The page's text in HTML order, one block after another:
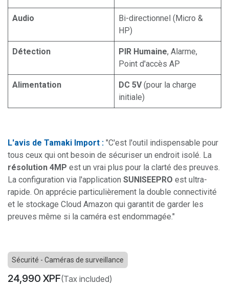
Audio
Bi-directionnel (Micro &
HP)
Détection PIR Humaine, Alarme,
Point d'accès AP
Alimentation DC 5V(pour la charge
initiale)
L'avis de Tamaki Import : "C'est l'outil indispensable pour
tous ceux qui ont besoin de sécuriser un endroit isolé. La
résolution 4MP est un vrai plus pour la clarté des preuves.
La configuration via l'application SUNISEEPRO est ultra-
rapide. On apprécie particulièrement la double connectivité
et le stockage Cloud Amazon qui garantit de garder les
preuves même si la caméra est endommagée."
Sécurité - Caméras de surveillance
24,990 XPF(Tax included)